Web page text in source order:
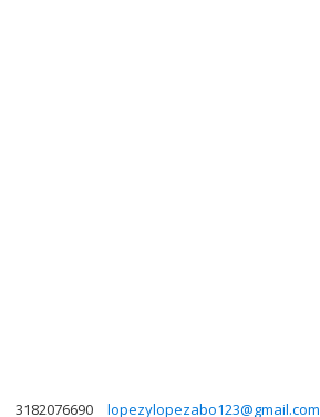
3182076690 lopezylopezabo123@gmail.com